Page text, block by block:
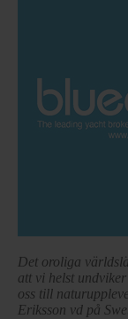
Det oroliga
att vi helst
oss till
Eriksson vd på